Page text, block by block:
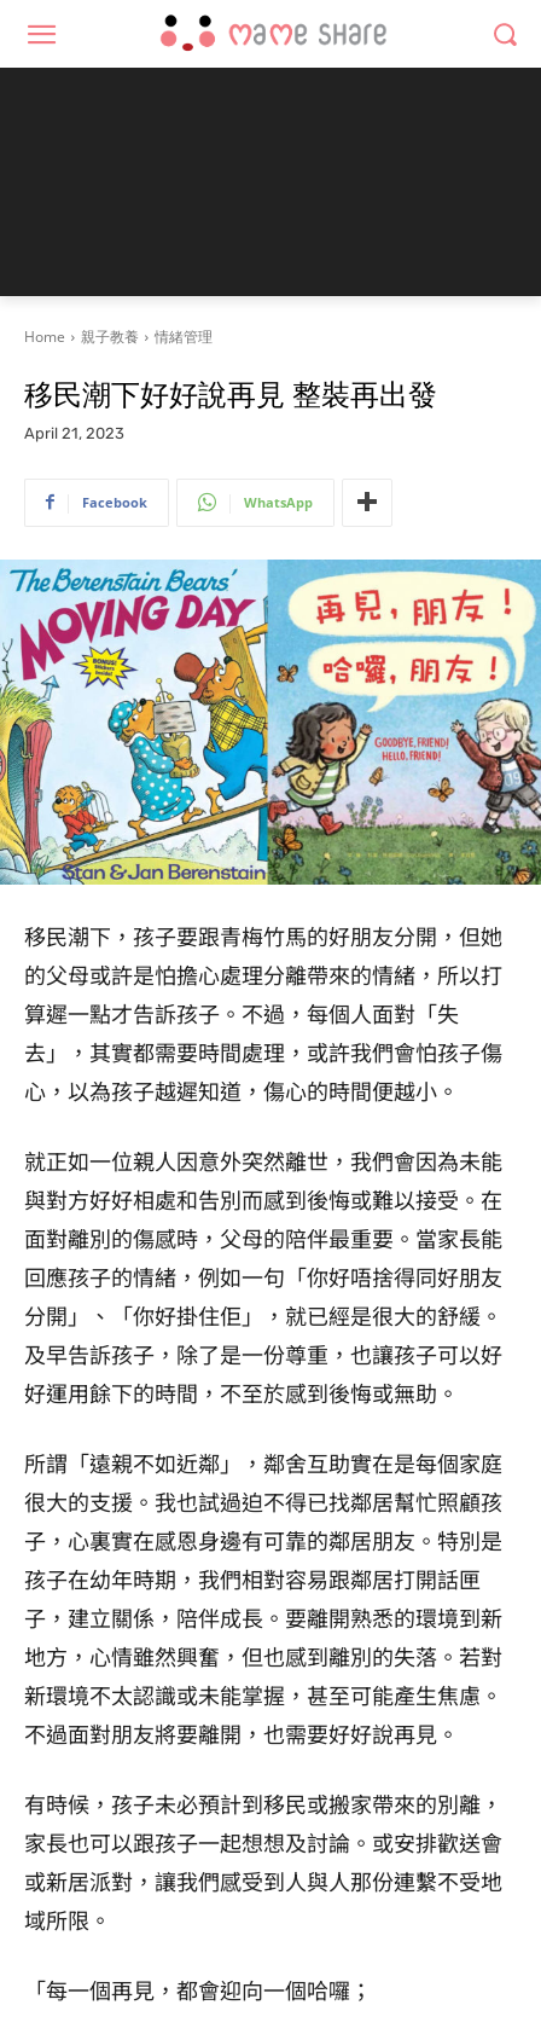
Home 親子教養 情緒管理
移民潮下好好說再見 整裝再出發
April 21, 2023
Facebook WhatsApp
移民潮下，孩子要跟青梅竹馬的好朋友分開，但她
的父母或許是怕擔心處理分離帶來的情緒，所以打
算遲一點才告訴孩子。不過，每個人面對「失
去」，其實都需要時間處理，或許我們會怕孩子傷
心，以為孩子越遲知道，傷心的時間便越小。
就正如一位親人因意外突然離世，我們會因為未能
與對方好好相處和告別而感到後悔或難以接受。在
面對離別的傷感時，父母的陪伴最重要。當家長能
回應孩子的情緒，例如一句「你好唔捨得同好朋友
分開」、「你好掛住佢」，就已經是很大的舒緩。
及早告訴孩子，除了是一份尊重，也讓孩子可以好
好運用餘下的時間，不至於感到後悔或無助。
所謂「遠親不如近鄰」，鄰舍互助實在是每個家庭
很大的支援。我也試過迫不得已找鄰居幫忙照顧孩
子，心裏實在感恩身邊有可靠的鄰居朋友。特別是
孩子在幼年時期，我們相對容易跟鄰居打開話匣
子，建立關係，陪伴成長。要離開熟悉的環境到新
地方，心情雖然興奮，但也感到離別的失落。若對
新環境不太認識或未能掌握，甚至可能產生焦慮。
不過面對朋友將要離開，也需要好好說再見。
有時候，孩子未必預計到移民或搬家帶來的別離，
家長也可以跟孩子一起想想及討論。或安排歡送會
或新居派對，讓我們感受到人與人那份連繫不受地
域所限。
「每一個再見，都會迎向一個哈囉；